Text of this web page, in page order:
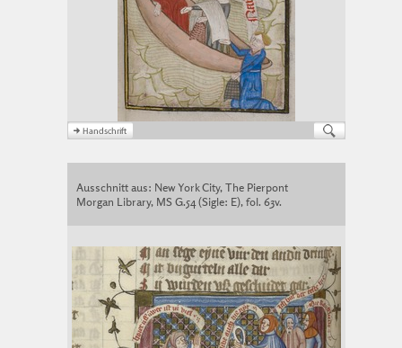
Ausschnitt aus: New York City, The Pierpont
Morgan Library, MS G.54 (Sigle: E), fol. 63v.